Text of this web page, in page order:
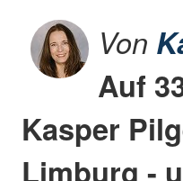
Von
Auf
Kasper
Limburg -